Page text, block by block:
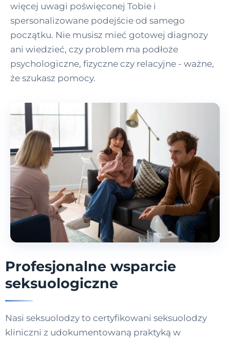
więcej uwagi poświęconej Tobie i
spersonalizowane podejście od samego
początku. Nie musisz mieć gotowej diagnozy
ani wiedzieć, czy problem ma podłoże
psychologiczne, fizyczne czy relacyjne - ważne,
że szukasz pomocy.
Profesjonalne wsparcie
seksuologiczne
Nasi seksuolodzy to certyfikowani seksuolodzy
kliniczni z udokumentowaną praktyką w